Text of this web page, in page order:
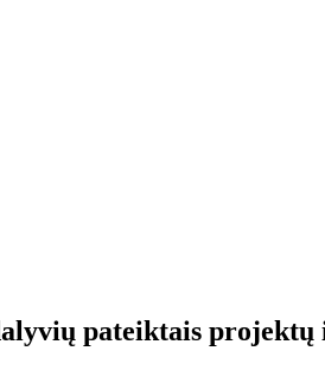
pateiktais projektų